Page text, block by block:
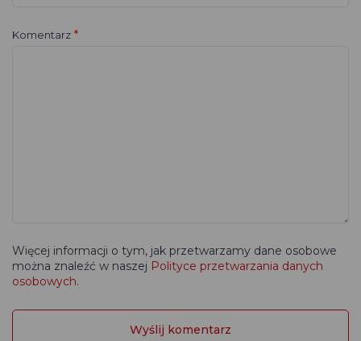
Komentarz *
Więcej informacji o tym, jak przetwarzamy dane osobowe
można znaleźć w naszej Polityce przetwarzania danych
osobowych.